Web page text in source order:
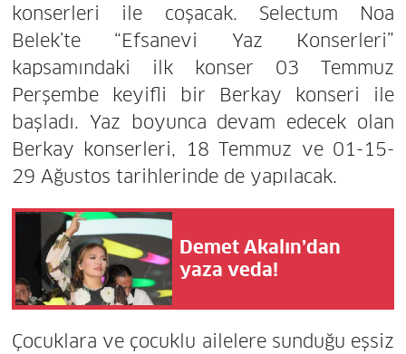
konserleri ile coşacak. Selectum Noa
Belek’te “Efsanevi Yaz Konserleri”
kapsamındaki ilk konser 03 Temmuz
Perşembe keyifli bir Berkay konseri ile
başladı. Yaz boyunca devam edecek olan
Berkay konserleri, 18 Temmuz ve 01-15-
29 Ağustos tarihlerinde de yapılacak.
Demet Akalın’dan
yaza veda!
Çocuklara ve çocuklu ailelere sunduğu eşsiz